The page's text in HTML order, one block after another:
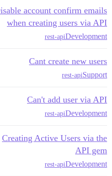
account confirm emails
when creating users via API
Development
rest-api
Cant create new users
Support
rest-api
Can't add user via API
Development
rest-api
Creating Active Users via the
API gem
Development
rest-api